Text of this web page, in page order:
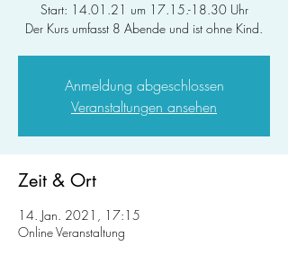
Start: 14.01.21 um 17.15.-18.30 Uhr
Der Kurs umfasst 8 Abende und ist ohne Kind.
Anmeldung abgeschlossen
Veranstaltungen ansehen
Zeit & Ort
14. Jan. 2021, 17:15
Online Veranstaltung